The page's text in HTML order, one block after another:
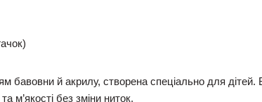
й акрилу, створена спеціально для дітей.
м’якості без зміни ниток.